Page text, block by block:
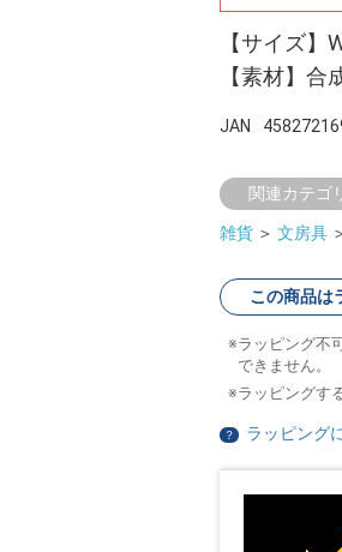
【サイズ】
【素材】合
JAN
関連カテゴ
雑貨 ＞ 文房具
この商品は
ラッピング不
できません。
ラッピングす
？ ラッピング